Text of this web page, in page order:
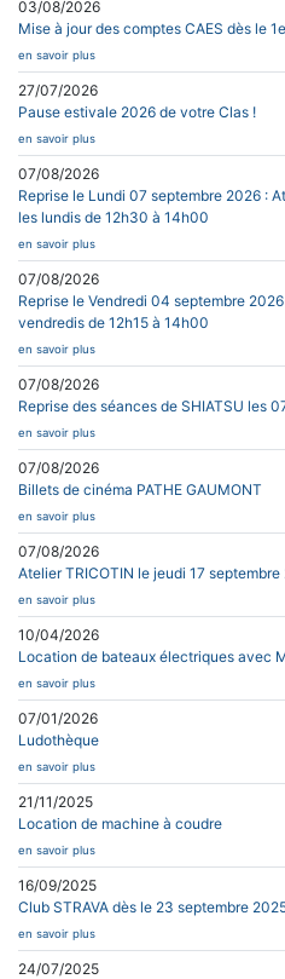
03/08/2026
Mise à jour des comptes CAES dès le
en savoir plus
27/07/2026
Pause estivale 2026 de votre Clas !
en savoir plus
07/08/2026
Reprise le Lundi 07 septembre 2026 :
les lundis de 12h30 à 14h00
en savoir plus
07/08/2026
Reprise le Vendredi 04 septembre
vendredis de 12h15 à 14h00
en savoir plus
07/08/2026
Reprise des séances de SHIATSU les
en savoir plus
07/08/2026
Billets de cinéma PATHE GAUMONT
en savoir plus
07/08/2026
Atelier TRICOTIN le jeudi 17
en savoir plus
10/04/2026
Location de bateaux électriques avec
en savoir plus
07/01/2026
Ludothèque
en savoir plus
21/11/2025
Location de machine à coudre
en savoir plus
16/09/2025
Club STRAVA dès le 23 septembre
en savoir plus
24/07/2025